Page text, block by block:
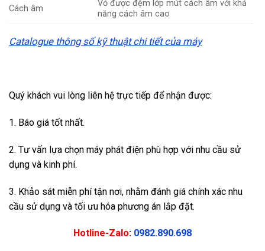
Cách âm
Vỏ được đệm lớp mút cách âm với khả
năng cách âm cao
Catalogue thông số kỹ thuật chi tiết của máy
Quý khách vui lòng liên hệ trực tiếp để nhận được:
1. Báo giá tốt nhất.
2. Tư vấn lựa chọn máy phát điện phù hợp với nhu cầu sử
dụng và kinh phí.
3. Khảo sát miễn phí tận nơi, nhằm đánh giá chính xác nhu
cầu sử dụng và tối ưu hóa phương án lắp đặt.
Hotline-Zalo: 0982.890.698